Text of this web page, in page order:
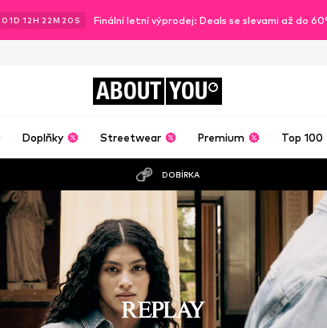
01D 12H 22M 18 S Finální letní výprodej: Deals se slevami až do
ABOUT YOU
Doplňky Streetwear Premium Top 100
DOBÍRKA